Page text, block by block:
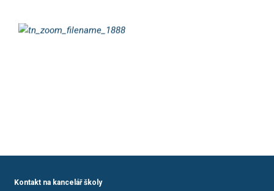
Kontakt na kancelář školy